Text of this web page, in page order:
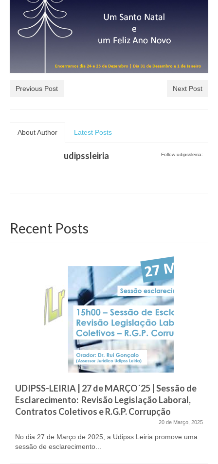
Inquérito Necessidades de Formação
ASSOCIADAS
CONTACTOS
Previous Post Next Post
About Author Latest Posts
Follow udipssleiria:
udipssleiria
Recent Posts
UDIPSS-LEIRIA | 27 de MARÇO´25 | Sessão de
Esclarecimento: Revisão Legislação Laboral,
Contratos Coletivos e R.G.P. Corrupção
20 de Março, 2025
No dia 27 de Março de 2025, a Udipss Leiria promove uma
sessão de esclarecimento...